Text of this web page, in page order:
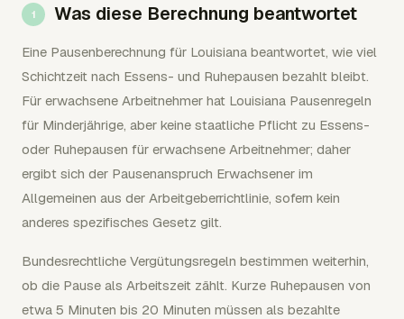
Was diese Berechnung beantwortet
Eine Pausenberechnung für Louisiana beantwortet, wie viel
Schichtzeit nach Essens- und Ruhepausen bezahlt bleibt.
Für erwachsene Arbeitnehmer hat Louisiana Pausenregeln
für Minderjährige, aber keine staatliche Pflicht zu Essens-
oder Ruhepausen für erwachsene Arbeitnehmer; daher
ergibt sich der Pausenanspruch Erwachsener im
Allgemeinen aus der Arbeitgeberrichtlinie, sofern kein
anderes spezifisches Gesetz gilt.
Bundesrechtliche Vergütungsregeln bestimmen weiterhin,
ob die Pause als Arbeitszeit zählt. Kurze Ruhepausen von
etwa 5 Minuten bis 20 Minuten müssen als bezahlte